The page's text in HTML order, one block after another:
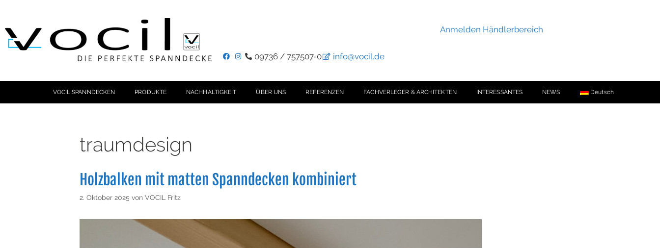
Anmelden Händlerbereich
09736 / 757507-0 info@vocil.de
VOCIL SPANNDECKEN PRODUKTE NACHHALTIGKEIT ÜBER UNS REFERENZEN FACHVERLEGER & ARCHITEKTEN INTERESSANTES NEWS Deutsch
traumdesign
Holzbalken mit matten Spanndecken kombiniert
2. Oktober 2025 von VOCIL Fritz